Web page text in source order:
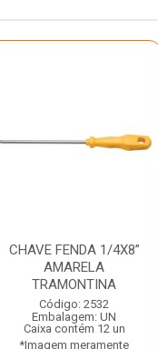
CHAVE FENDA 1/4X8”
AMARELA
TRAMONTINA
Código: 2532
Embalagem: UN
Caixa contém 12 un
*Imagem meramente